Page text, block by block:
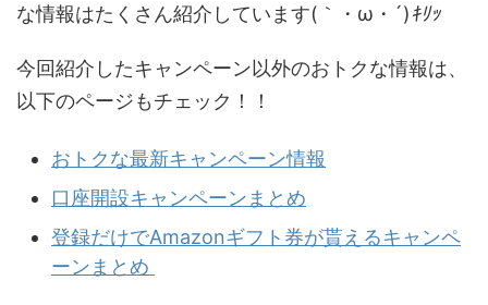
な情報はたくさん紹介しています(｀・ω・´)ｷﾘｯ
今回紹介したキャンペーン以外のおトクな情報は、
以下のページもチェック！！
おトクな最新キャンペーン情報
口座開設キャンペーンまとめ
登録だけでAmazonギフト券が貰えるキャンペ
ーンまとめ